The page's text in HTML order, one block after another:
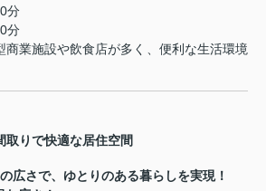
分
分
商業施設や飲食店が多く、便利な生活環境
取りで快適な居住空間
広さで、ゆとりのある暮らしを実現！